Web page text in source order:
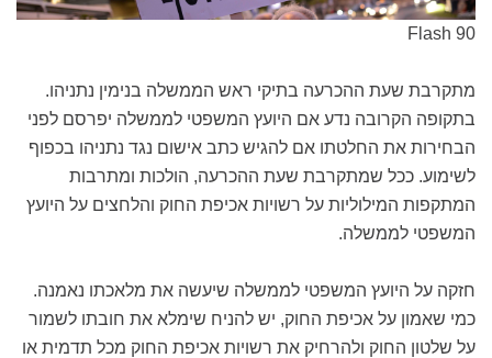
Flash 90
מתקרבת שעת ההכרעה בתיקי ראש הממשלה בנימין נתניהו.
בתקופה הקרובה נדע אם היועץ המשפטי לממשלה יפרסם לפני
הבחירות את החלטתו אם להגיש כתב אישום נגד נתניהו בכפוף
לשימוע. ככל שמתקרבת שעת ההכרעה, הולכות ומתרבות
המתקפות המילוליות על רשויות אכיפת החוק והלחצים על היועץ
המשפטי לממשלה.
חזקה על היועץ המשפטי לממשלה שיעשה את מלאכתו נאמנה.
כמי שאמון על אכיפת החוק, יש להניח שימלא את חובתו לשמור
על שלטון החוק ולהרחיק את רשויות אכיפת החוק מכל תדמית או